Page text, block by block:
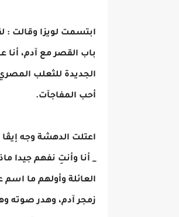
ابتسمت لويزا وقالت :
باب القصر مع آدم،
الجديدة للثعلب
أحب المفاجآت.
اعتلت الدهشة وجه
_ أنا وأنتِ نفهم جيدا
العائلة وأولهم ما اسم
زمجر آدم، وهدر صوته